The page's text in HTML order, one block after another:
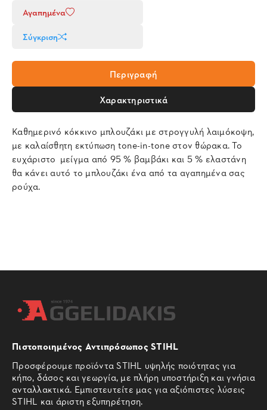
Αγαπημένα
Σύγκριση
Περιγραφή
Χαρακτηριστικά
Καθημερινό κόκκινο μπλουζάκι με στρογγυλή λαιμόκοψη,
με καλαίσθητη εκτύπωση tone-in-tone στον θώρακα. Το
ευχάριστο μείγμα από 95 % βαμβάκι και 5 % ελαστάνη
θα κάνει αυτό το μπλουζάκι ένα από τα αγαπημένα σας
ρούχα.
Πιστοποιημένος Αντιπρόσωπος STIHL
Προσφέρουμε προϊόντα STIHL υψηλής ποιότητας για
κήπο, δάσος και γεωργία, με πλήρη υποστήριξη και γνήσια
ανταλλακτικά. Εμπιστευτείτε μας για αξιόπιστες λύσεις
STIHL και άριστη εξυπηρέτηση.